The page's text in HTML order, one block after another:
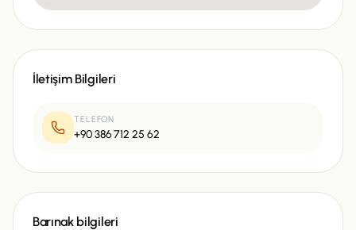
İletişim Bilgileri
TELEFON
+90 386 712 25 62
Barınak bilgileri